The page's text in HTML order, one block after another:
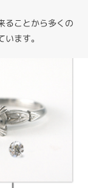
ることから多くの
ます。